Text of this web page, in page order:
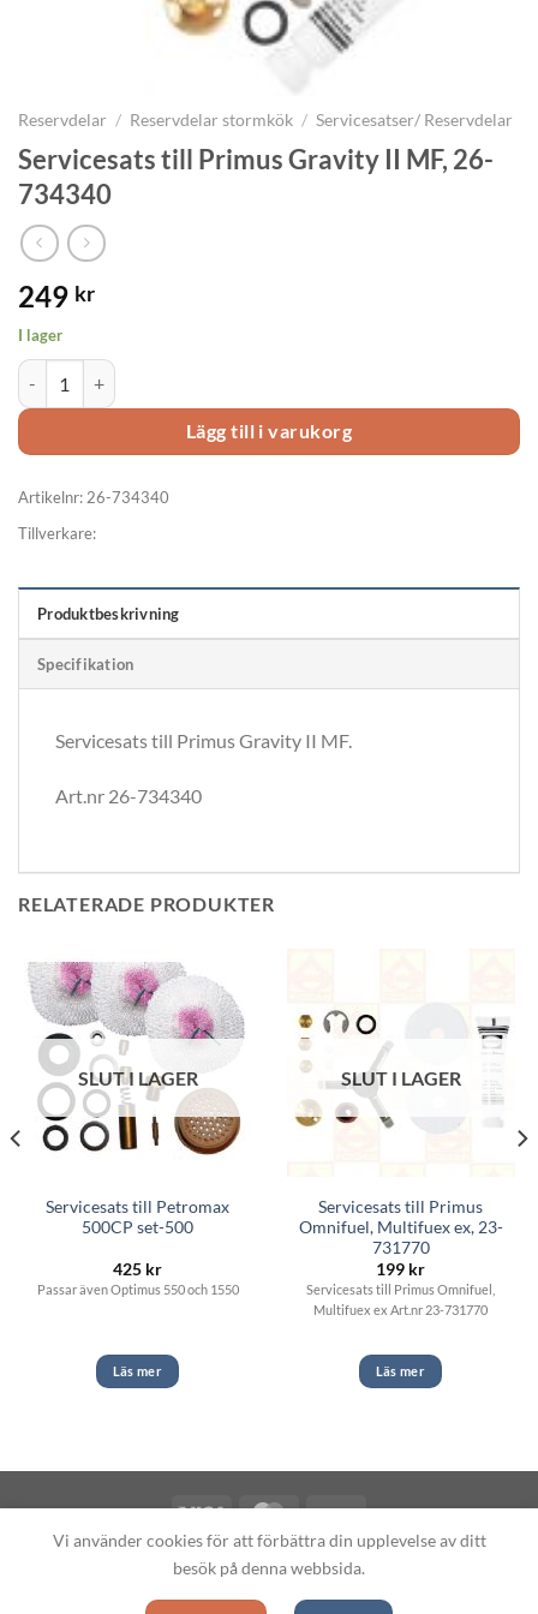
Reservdelar / Reservdelar stormkök / Servicesatser/ Reservdelar
Servicesats till Primus Gravity II MF, 26-
734340
249 kr
I lager
Servicesats till Primus Gravity II MF, 26-734340 mängd
Lägg till i varukorg
Artikelnr:26-734340
Tillverkare:
Produktbeskrivning
Specifikation
Servicesats till Primus Gravity II MF.
Art.nr 26-734340
RELATERADE PRODUKTER
SLUT I LAGER
Servicesats till Petromax
500CP set-500
425 kr
Passar även Optimus 550 och 1550
Läs mer
SLUT I LAGER
Servicesats till Primus
Omnifuel, Multifuex ex, 23-
731770
199 kr
Servicesats till Primus Omnifuel,
Multifuex ex Art.nr 23-731770
Läs mer
Fotogenlampor.se
Vi använder cookies för att förbättra din upplevelse av ditt
besök på denna webbsida.